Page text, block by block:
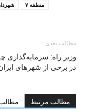
منطقه ۷
مطالب بعدی
وزیر راه: سرمایه‌گذاری
در برخی از شهرهای
مطالب مرتبط مطالب